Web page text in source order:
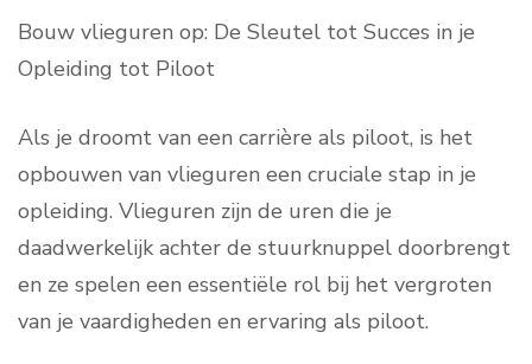
Bouw vlieguren op: De Sleutel tot Succes in je
Opleiding tot Piloot
Als je droomt van een carrière als piloot, is het
opbouwen van vlieguren een cruciale stap in je
opleiding. Vlieguren zijn de uren die je
daadwerkelijk achter de stuurknuppel doorbrengt
en ze spelen een essentiële rol bij het vergroten
van je vaardigheden en ervaring als piloot.